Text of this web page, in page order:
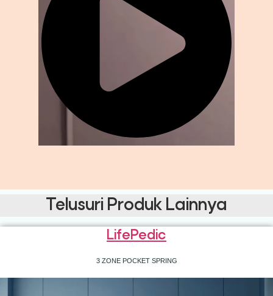
Telusuri Produk Lainnya
LifePedic
3 ZONE POCKET SPRING